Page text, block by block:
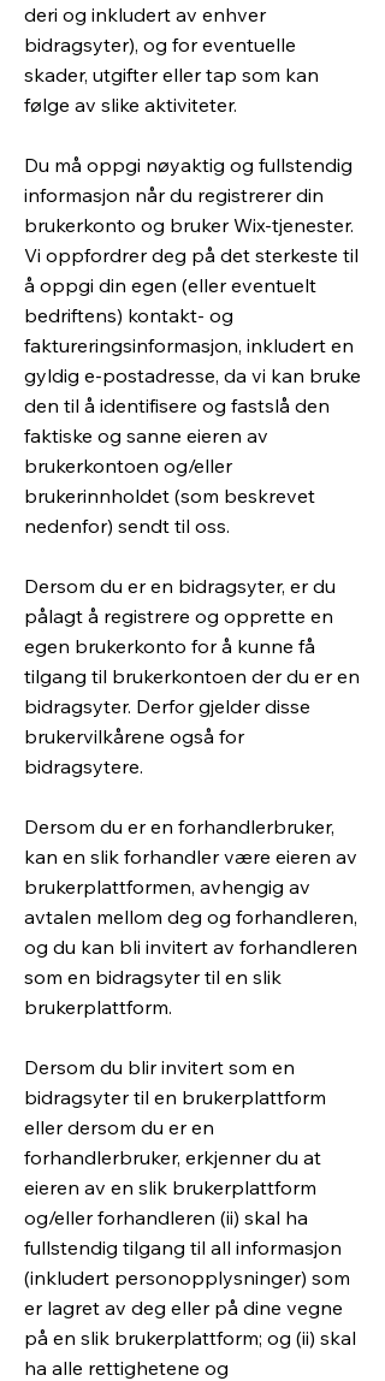
deri og inkludert av enhver
bidragsyter), og for eventuelle
skader, utgifter eller tap som kan
følge av slike aktiviteter.
​Du må oppgi nøyaktig og fullstendig
informasjon når du registrerer din
brukerkonto og bruker Wix-tjenester.
Vi oppfordrer deg på det sterkeste til
å oppgi din egen (eller eventuelt
bedriftens) kontakt- og
faktureringsinformasjon, inkludert en
gyldig e-postadresse, da vi kan bruke
den til å identifisere og fastslå den
faktiske og sanne eieren av
brukerkontoen og/eller
brukerinnholdet (som beskrevet
nedenfor) sendt til oss.
​Dersom du er en bidragsyter, er du
pålagt å registrere og opprette en
egen brukerkonto for å kunne få
tilgang til brukerkontoen der du er en
bidragsyter. Derfor gjelder disse
brukervilkårene også for
bidragsytere.
​Dersom du er en forhandlerbruker,
kan en slik forhandler være eieren av
brukerplattformen, avhengig av
avtalen mellom deg og forhandleren,
og du kan bli invitert av forhandleren
som en bidragsyter til en slik
brukerplattform.
​Dersom du blir invitert som en
bidragsyter til en brukerplattform
eller dersom du er en
forhandlerbruker, erkjenner du at
eieren av en slik brukerplattform
og/eller forhandleren (ii) skal ha
fullstendig tilgang til all informasjon
(inkludert personopplysninger) som
er lagret av deg eller på dine vegne
på en slik brukerplattform; og (ii) skal
ha alle rettighetene og